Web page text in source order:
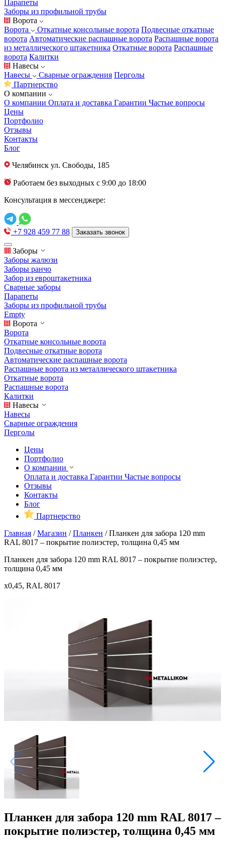
Парапеты
Заборы из профильной трубы
Ворота
Ворота
Откатные консольные ворота Подвесные откатные
ворота Автоматические распашные ворота Распашные ворота
из металлического штакетника Откатные ворота Распашные
ворота Калитки
Навесы
Навесы
Сварные ограждения Перголы
Партнерство
О компании
О компании Оплата и доставка Гарантии Частые вопросы
Цены
Портфолио
Отзывы
Контакты
Блог
Челябинск ул. Свободы, 185
Работаем без выходных с 9:00 до 18:00
Консультация в мессенджере:
+7 928 459 77 88 Заказать звонок
Заборы
Заборы жалюзи
Заборы ранчо
Забор из евроштакетника
Сварные заборы
Парапеты
Заборы из профильной трубы
Empty
Ворота
Ворота
Откатные консольные ворота
Подвесные откатные ворота
Автоматические распашные ворота
Распашные ворота из металлического штакетника
Откатные ворота
Распашные ворота
Калитки
Навесы
Навесы
Сварные ограждения
Перголы
Цены
Портфолио
О компании
Оплата и доставка Гарантии Частые вопросы
Отзывы
Контакты
Блог
Партнерство
Главная /Магазин /Планкен /Планкен для забора 120 mm
RAL 8017 – покрытие полиэстер, толщина 0,45 мм
Планкен для забора 120 mm RAL 8017 – покрытие полиэстер,
толщина 0,45 мм
x0,45, RAL 8017
Планкен для забора 120 mm RAL 8017 –
покрытие полиэстер, толщина 0,45 мм